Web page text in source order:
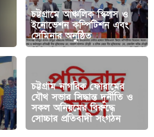
চট্টগ্রামে আঞ্চলিক স্কিলস ও
ইনোভেশন কম্পিটিশন এবং
সেমিনার অনুষ্ঠিত
চট্টগ্রাম নাগরিক ফোরামের
যৌথ সভার সিদ্ধান্ত দুর্নীতি ও
সকল অনিয়মের বিরুদ্ধে
সোচ্চার প্রতিবাদী সংগঠন